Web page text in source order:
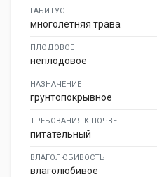
ГАБИТУС
многолетняя трава
ПЛОДОВОЕ
неплодовое
НАЗНАЧЕНИЕ
грунтопокрывное
ТРЕБОВАНИЯ К ПОЧВЕ
питательный
ВЛАГОЛЮБИВОСТЬ
влаголюбивое